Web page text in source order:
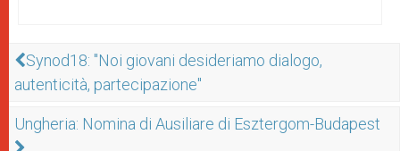
Synod18: "Noi giovani desideriamo dialogo,
autenticità, partecipazione"
Ungheria: Nomina di Ausiliare di Esztergom-Budapest